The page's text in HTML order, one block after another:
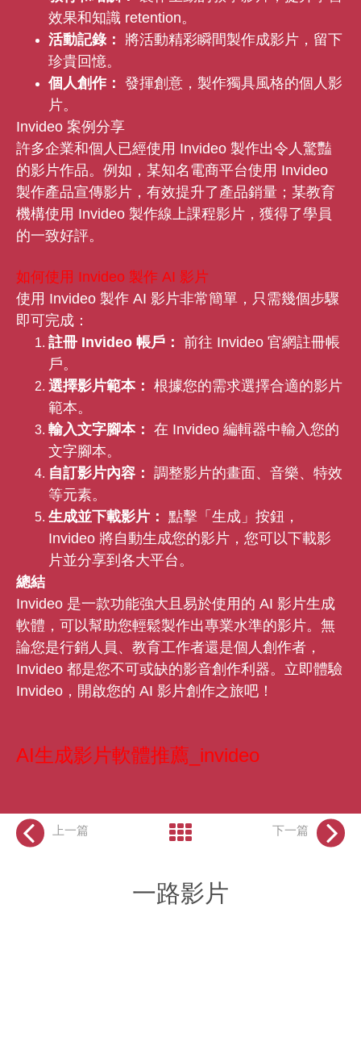
效果和知識 retention。
活動記錄：
將活動精彩瞬間製作成影片，留下
珍貴回憶。
個人創作： 發揮創意，製作獨具風格的個人影
片。
Invideo 案例分享
許多企業和個人已經使用 Invideo 製作出令人驚豔
的影片作品。例如，某知名電商平台使用 Invideo
製作產品宣傳影片，有效提升了產品銷量；某教育
機構使用 Invideo 製作線上課程影片，獲得了學員
的一致好評。
如何使用 Invideo 製作 AI 影片
使用 Invideo 製作 AI 影片非常簡單，只需幾個步驟
即可完成：
註冊 Invideo 帳戶： 前往 Invideo 官網註冊帳
戶。
選擇影片範本： 根據您的需求選擇合適的影片
範本。
輸入文字腳本： 在 Invideo 編輯器中輸入您的
文字腳本。
自訂影片內容： 調整影片的畫面、音樂、特效
等元素。
生成並下載影片： 點擊「生成」按鈕，
Invideo 將自動生成您的影片，您可以下載影
片並分享到各大平台。
總結
Invideo 是一款功能強大且易於使用的 AI 影片生成
軟體，可以幫助您輕鬆製作出專業水準的影片。無
論您是行銷人員、教育工作者還是個人創作者，
Invideo 都是您不可或缺的影音創作利器。立即體驗
Invideo，開啟您的 AI 影片創作之旅吧！
AI生成影片軟體推薦_invideo
上一篇 下一篇
一路影片